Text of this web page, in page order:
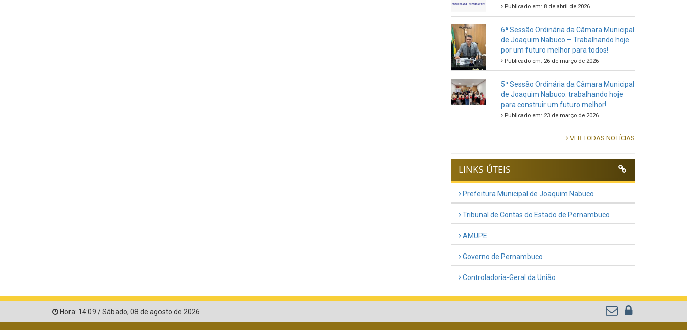
Publicado em: 8 de abril de 2026
6ª Sessão Ordinária da Câmara Municipal
de Joaquim Nabuco – Trabalhando hoje
por um futuro melhor para todos!
Publicado em: 26 de março de 2026
5ª Sessão Ordinária da Câmara Municipal
de Joaquim Nabuco: trabalhando hoje
para construir um futuro melhor!
Publicado em: 23 de março de 2026
VER TODAS NOTÍCIAS
LINKS ÚTEIS
Prefeitura Municipal de Joaquim Nabuco
Tribunal de Contas do Estado de Pernambuco
AMUPE
Governo de Pernambuco
Controladoria-Geral da União
Hora: 14:09 /Sábado, 08 de agosto de 2026